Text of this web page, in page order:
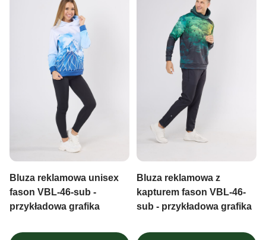
Bluza reklamowa unisex
fason VBL-46-sub -
przykładowa grafika
Bluza reklamowa z
kapturem fason VBL-46-
sub - przykładowa grafika